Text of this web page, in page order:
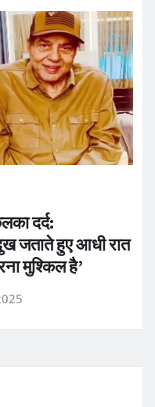
दर्द:
जताते हुए आधी रात
मुश्किल है’